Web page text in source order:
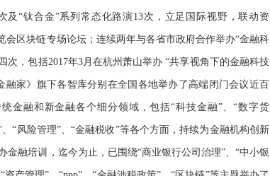
及“钛合金”系列常态化路演13次，立足国际视野，联动资
会区块链专场论坛；连续两年与各省市政府合作举办“金融科
次，包括2017年3月在杭州萧山举办 “共享视角下的金融科技
融家》旗下各智库分别在全国各地举办了高端闭门会议近百
金融和新金融各个细分领域，包括“科技金融”、“数字货
“风险管理”、“金融税收”等各个方面，持续为金融机构创新
融培训，迄今为止，已围绕“商业银行公司治理”、“中小银